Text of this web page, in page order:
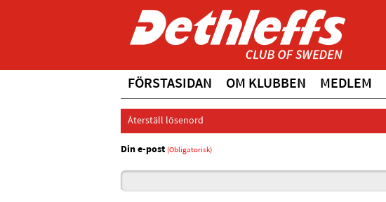
FÖRSTASIDAN OM KLUBBEN MEDLEM
Återställ lösenord
Din e-post (Obligatorisk)